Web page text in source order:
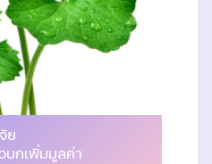
ย
บกเพิ่มมูลค่า